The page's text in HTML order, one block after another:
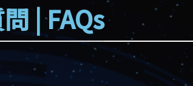
| FAQs